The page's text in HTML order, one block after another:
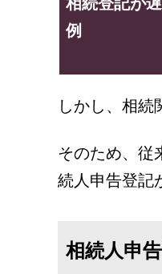
例
しかし、相続
そのため、従
続人申告登記
相続人申